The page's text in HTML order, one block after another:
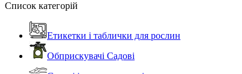
Список категорій
Етикетки і таблички для рослин
Обприскувачі Садові